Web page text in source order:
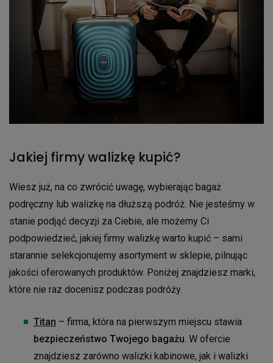
Jakiej firmy walizkę kupić?
Wiesz już, na co zwrócić uwagę, wybierając bagaż
podręczny lub walizkę na dłuższą podróż. Nie jesteśmy w
stanie podjąć decyzji za Ciebie, ale możemy Ci
podpowiedzieć, jakiej firmy walizkę warto kupić – sami
starannie selekcjonujemy asortyment w sklepie, pilnując
jakości oferowanych produktów. Poniżej znajdziesz marki,
które nie raz docenisz podczas podróży.
Titan – firma, która na pierwszym miejscu stawia
bezpieczeństwo Twojego bagażu. W ofercie
znajdziesz zarówno walizki kabinowe, jak i walizki